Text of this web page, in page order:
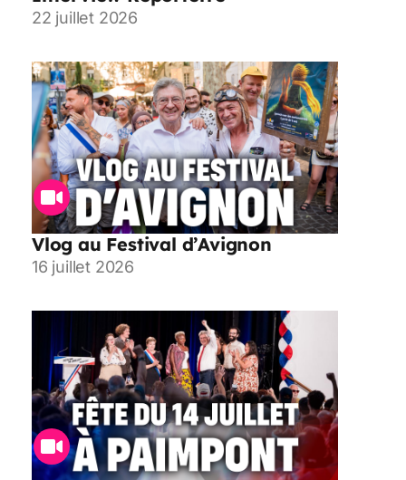
22 juillet 2026
Vlog au Festival d’Avignon
16 juillet 2026